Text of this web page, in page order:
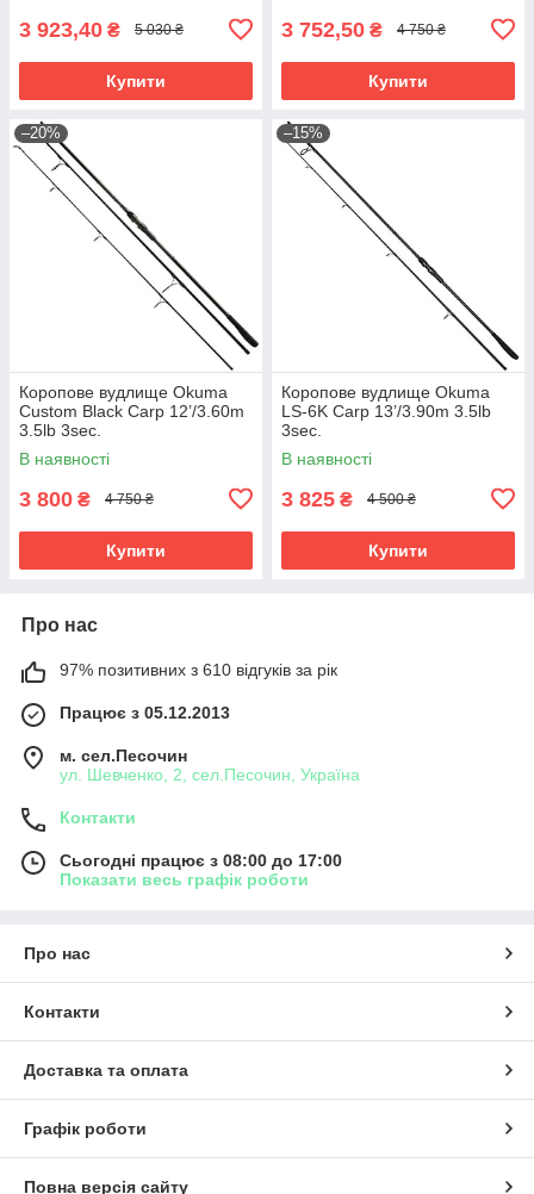
3 923,40 ₴ 5 030 ₴
Купити
3 752,50 ₴ 4 750 ₴
Купити
–20%
Коропове вудлище Okuma
Custom Black Carp 12’/3.60m
3.5lb 3sec.
В наявності
3 800 ₴ 4 750 ₴
Купити
–15%
Коропове вудлище Okuma
LS-6K Carp 13’/3.90m 3.5lb
3sec.
В наявності
3 825 ₴ 4 500 ₴
Купити
Про нас
97% позитивних з 610 відгуків за рік
Працює з 05.12.2013
м. сел.Песочин
ул. Шевченко, 2, сел.Песочин, Україна
Контакти
Сьогодні працює з 08:00 до 17:00
Показати весь графік роботи
Про нас
Контакти
Доставка та оплата
Графік роботи
Повна версія сайту